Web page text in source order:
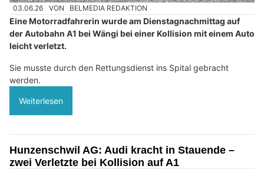
03.06.26 VON BELMEDIA REDAKTION
Eine Motorradfahrerin wurde am Dienstagnachmittag auf
der Autobahn A1 bei Wängi bei einer Kollision mit einem Auto
leicht verletzt.
Sie musste durch den Rettungsdienst ins Spital gebracht
werden.
Weiterlesen
Hunzenschwil AG: Audi kracht in Stauende –
zwei Verletzte bei Kollision auf A1